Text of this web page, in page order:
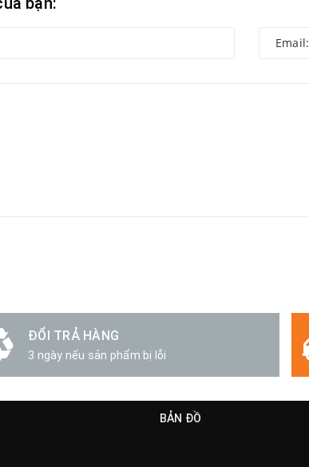
ĐỔI TRẢ HÀNG
3 ngày nếu sản phẩm bị lỗi
BẢN ĐỒ